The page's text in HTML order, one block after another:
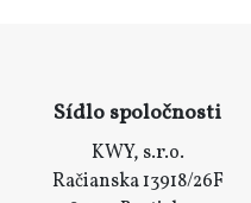
Sídlo spoločnosti
KWY, s.r.o.
Račianska 13918/26F